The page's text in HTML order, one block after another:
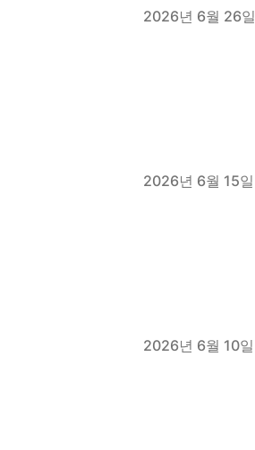
Published on
2026년 6월 26일
Published on
2026년 6월 15일
Published on
2026년 6월 10일